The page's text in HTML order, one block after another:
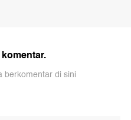
berkomentar di sini